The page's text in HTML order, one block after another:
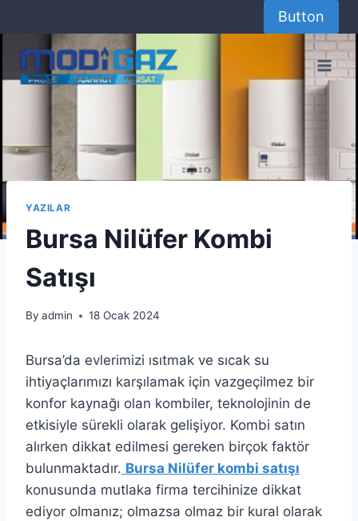
to
content
Button
YAZILAR
Bursa Nilüfer Kombi
Satışı
By admin 18 Ocak 2024
Bursa’da evlerimizi ısıtmak ve sıcak su
ihtiyaçlarımızı karşılamak için vazgeçilmez bir
konfor kaynağı olan kombiler, teknolojinin de
etkisiyle sürekli olarak gelişiyor. Kombi satın
alırken dikkat edilmesi gereken birçok faktör
bulunmaktadır. Bursa Nilüfer kombi satışı
konusunda mutlaka firma tercihinize dikkat
ediyor olmanız; olmazsa olmaz bir kural olarak